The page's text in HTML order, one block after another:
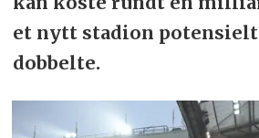
et nytt stadion
dobbelte.